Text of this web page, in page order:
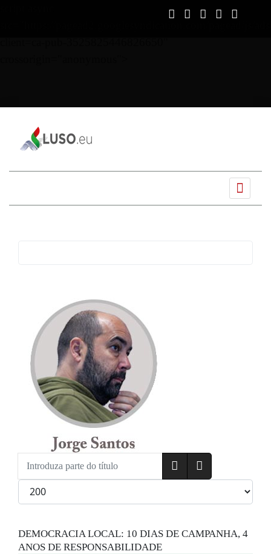
Introduza parte do título
Qtd. a exibir
DEMOCRACIA LOCAL: 10 DIAS DE CAMPANHA, 4
ANOS DE RESPONSABILIDADE